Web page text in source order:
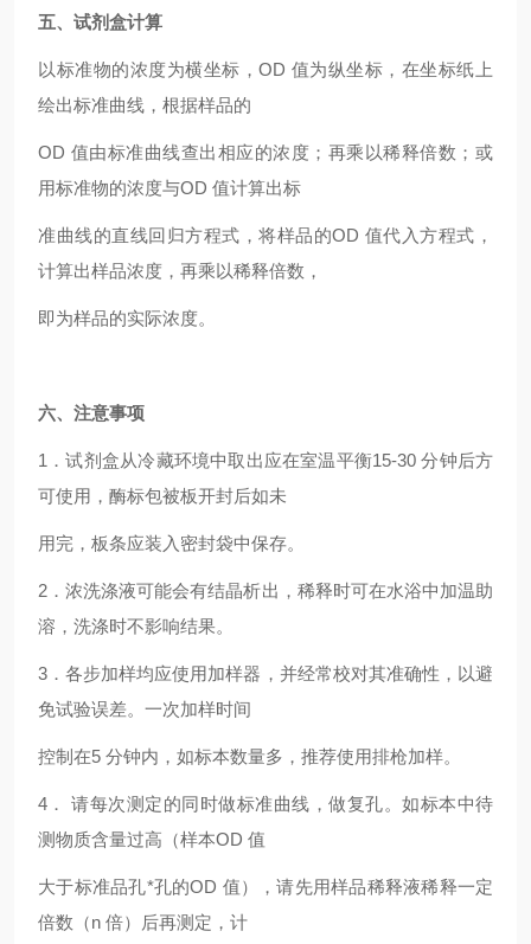
五、试剂盒计算
以标准物的浓度为横坐标，OD 值为纵坐标，在坐标纸上
绘出标准曲线，根据样品的
OD 值由标准曲线查出相应的浓度；再乘以稀释倍数；或
用标准物的浓度与OD 值计算出标
准曲线的直线回归方程式，将样品的OD 值代入方程式，
计算出样品浓度，再乘以稀释倍数，
即为样品的实际浓度。
六、注意事项
1 ．试剂盒从冷藏环境中取出应在室温平衡15-30 分钟后方
可使用，酶标包被板开封后如未
用完，板条应装入密封袋中保存。
2 ．浓洗涤液可能会有结晶析出，稀释时可在水浴中加温助
溶，洗涤时不影响结果。
3 ．各步加样均应使用加样器，并经常校对其准确性，以避
免试验误差。一次加样时间
控制在5 分钟内，如标本数量多，推荐使用排枪加样。
4 ． 请每次测定的同时做标准曲线，做复孔。如标本中待
测物质含量过高（样本OD 值
大于标准品孔*孔的OD 值），请先用样品稀释液稀释一定
倍数（n 倍）后再测定，计